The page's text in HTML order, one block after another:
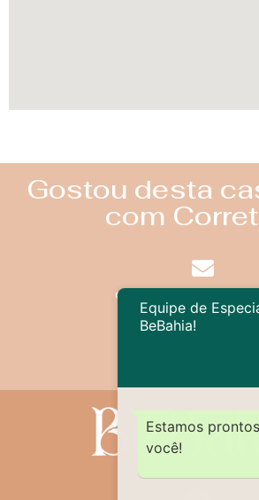
Gostou desta
com
Equipe de
BeBahia!
Estamos
você!